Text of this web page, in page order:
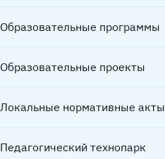
Образовательные программы
Образовательные проекты
Локальные нормативные акты
Педагогический технопарк